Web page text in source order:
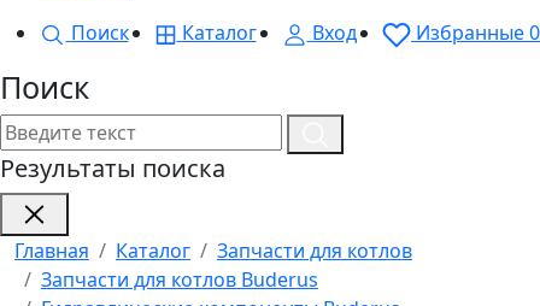
Поиск
Каталог Вход Избранные0
Поиск
Результаты поиска
Главная Каталог
Запчасти для котлов
Запчасти для котлов Buderus